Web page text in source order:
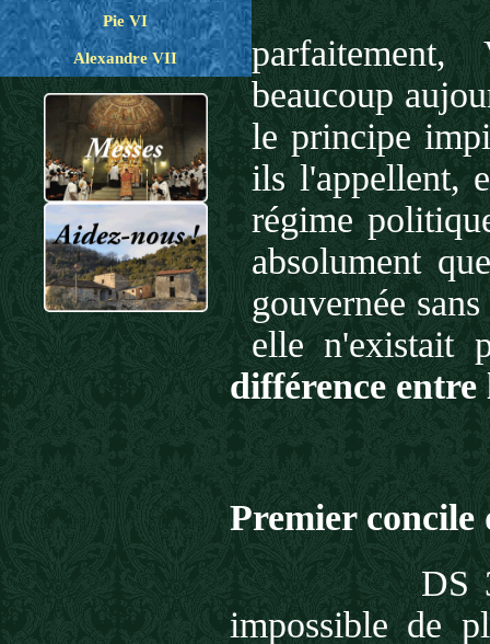
Pie VI
Alexandre VII
beaucoup
le principe
ils l'appellent,
régime
absolument
gouvernée
elle n'existait
différence entre
Premier concile
DS
impossible de